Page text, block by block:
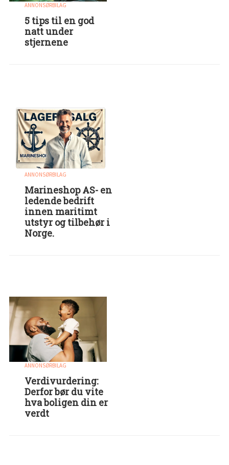
ANNONSØRBILAG
5 tips til en god
natt under
stjernene
ANNONSØRBILAG
Marineshop AS- en
ledende bedrift
innen maritimt
utstyr og tilbehør i
Norge.
ANNONSØRBILAG
Verdivurdering:
Derfor bør du vite
hva boligen din er
verdt